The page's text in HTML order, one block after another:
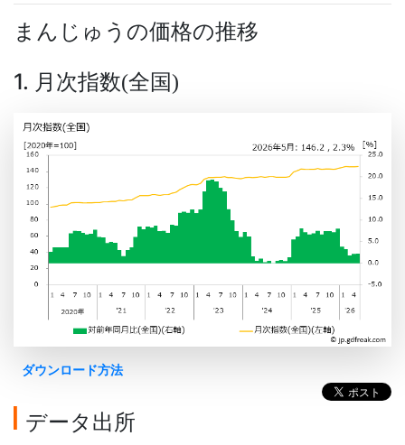
まんじゅうの価格の推移
1. 月次指数(全国)
ダウンロード方法
データ出所